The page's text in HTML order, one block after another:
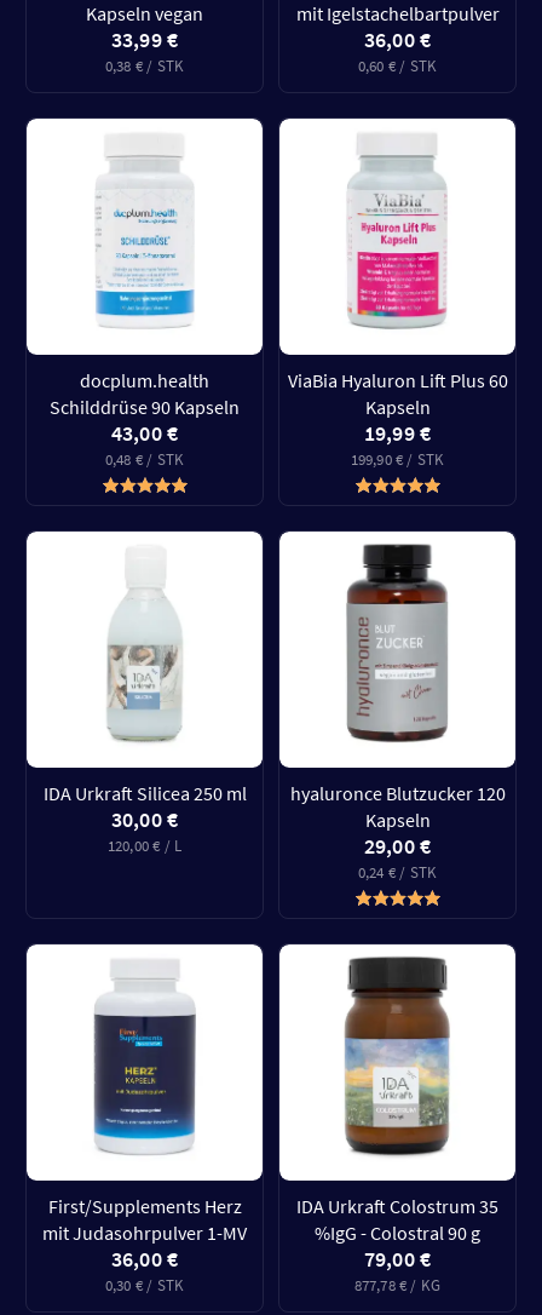
Kapseln vegan
33,99 €
0,38 € / STK
mit Igelstachelbartpulver
36,00 €
0,60 € / STK
docplum.health
Schilddrüse 90 Kapseln
43,00 €
0,48 € / STK
ViaBia Hyaluron Lift Plus 60
Kapseln
19,99 €
199,90 € / STK
IDA Urkraft Silicea 250 ml
30,00 €
120,00 € / L
hyaluronce Blutzucker 120
Kapseln
29,00 €
0,24 € / STK
First/Supplements Herz
mit Judasohrpulver 1-MV
36,00 €
0,30 € / STK
IDA Urkraft Colostrum 35
%IgG - Colostral 90 g
79,00 €
877,78 € / KG